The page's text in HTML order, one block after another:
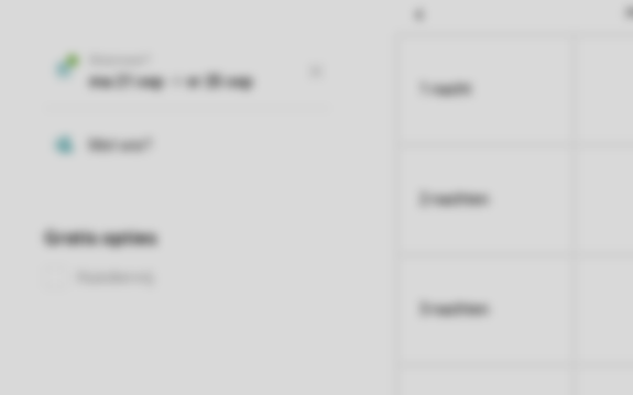
1 nacht
2 nachten
3 nachten